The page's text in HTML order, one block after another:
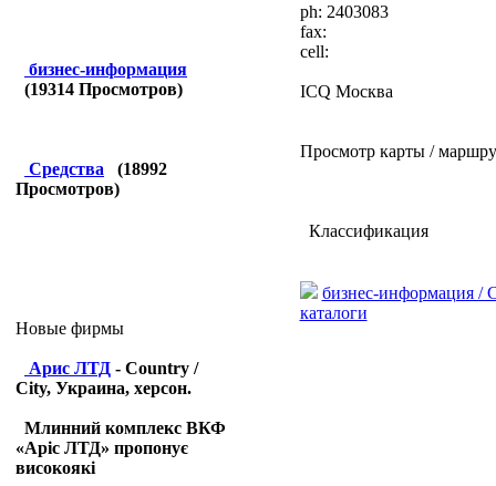
бизнес-информация
(19314 Просмотров)
Средства (18992
Просмотров)
Новые фирмы
Арис ЛТД - Country /
City, Украина, херсон.
Млинний комплекс ВКФ
«Аріс ЛТД» пропонує
високоякі
ph: 2403083
fax:
cell:
ICQ Москва
Просмотр карты /
Классификация
бизнес-информация /
каталоги